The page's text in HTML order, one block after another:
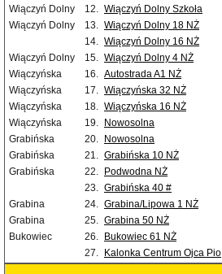
Wiączyń Dolny
12. Wiączyń Dolny Szkoła
Wiączyń Dolny
13. Wiączyń Dolny 18 NŻ
14. Wiączyń Dolny 16 NŻ
Wiączyń Dolny
15. Wiączyń Dolny 4 NŻ
Wiączyńska
16. Autostrada A1 NŻ
Wiączyńska
17. Wiączyńska 32 NŻ
Wiączyńska
18. Wiączyńska 16 NŻ
Wiączyńska
19. Nowosolna
Grabińska
20. Nowosolna
Grabińska
21. Grabińska 10 NŻ
Grabińska
22.
Podwodna NŻ
23. Grabińska 40 #
Grabina
24. Grabina/Lipowa 1 NŻ
Grabina
25. Grabina 50 NŻ
Bukowiec
26. Bukowiec 61 NŻ
27.
Kalonka Centrum Ojca Pio